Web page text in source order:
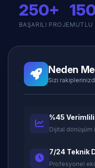
250+
BAŞARILI PROJE MUTLU
Neden
Sizi
%45
Dijital
7/24 Teknik
Profesyonel